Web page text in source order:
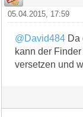
05.04.2015, 17:59
@David484 Da
kann der
versetzen und